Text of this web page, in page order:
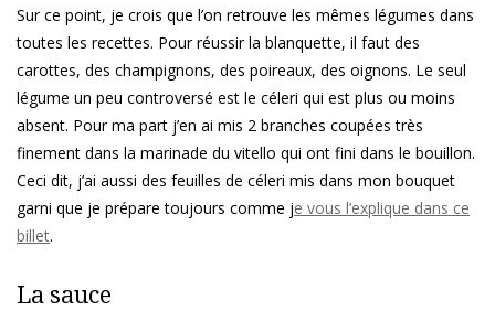
Sur ce point, je crois que l’on retrouve les mêmes légumes dans
toutes les recettes. Pour réussir la blanquette, il faut des
carottes, des champignons, des poireaux, des oignons. Le seul
légume un peu controversé est le céleri qui est plus ou moins
absent. Pour ma part j’en ai mis 2 branches coupées très
finement dans la marinade du vitello qui ont fini dans le bouillon.
Ceci dit, j’ai aussi des feuilles de céleri mis dans mon bouquet
garni que je prépare toujours comme je vous l’explique dans ce
billet.
La sauce